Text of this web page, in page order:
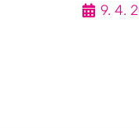
9. 4.